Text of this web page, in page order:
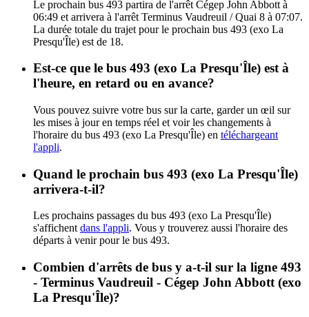
Le prochain bus 493 partira de l'arrêt Cégep John Abbott à
06:49 et arrivera à l'arrêt Terminus Vaudreuil / Quai 8 à 07:07.
La durée totale du trajet pour le prochain bus 493 (exo La
Presqu'Île) est de 18.
Est-ce que le bus 493 (exo La Presqu'Île) est à
l'heure, en retard ou en avance?
Vous pouvez suivre votre bus sur la carte, garder un œil sur
les mises à jour en temps réel et voir les changements à
l'horaire du bus 493 (exo La Presqu'Île) en téléchargeant
l'appli.
Quand le prochain bus 493 (exo La Presqu'Île)
arrivera-t-il?
Les prochains passages du bus 493 (exo La Presqu'Île)
s'affichent dans l'appli. Vous y trouverez aussi l'horaire des
départs à venir pour le bus 493.
Combien d'arrêts de bus y a-t-il sur la ligne 493
- Terminus Vaudreuil - Cégep John Abbott (exo
La Presqu'Île)?